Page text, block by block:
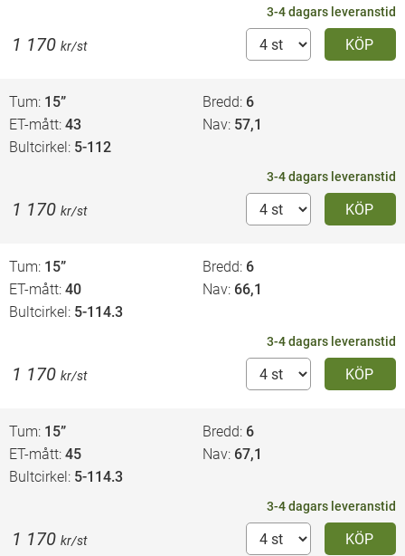
3-4 dagars leveranstid
KÖP
1 170 kr/st
Tum 15” Bredd 6
ET-mått 43 Nav 57,1
Bultcirkel 5-112
3-4 dagars leveranstid
KÖP
1 170 kr/st
Tum 15” Bredd 6
ET-mått 40 Nav 66,1
Bultcirkel 5-114.3
3-4 dagars leveranstid
KÖP
1 170 kr/st
Tum 15” Bredd 6
ET-mått 45 Nav 67,1
Bultcirkel 5-114.3
3-4 dagars leveranstid
KÖP
1 170 kr/st